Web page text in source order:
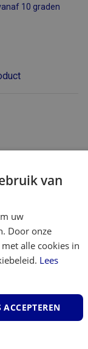
10 graden
van
uw
Door onze
alle cookies in
Lees
ACCEPTEREN